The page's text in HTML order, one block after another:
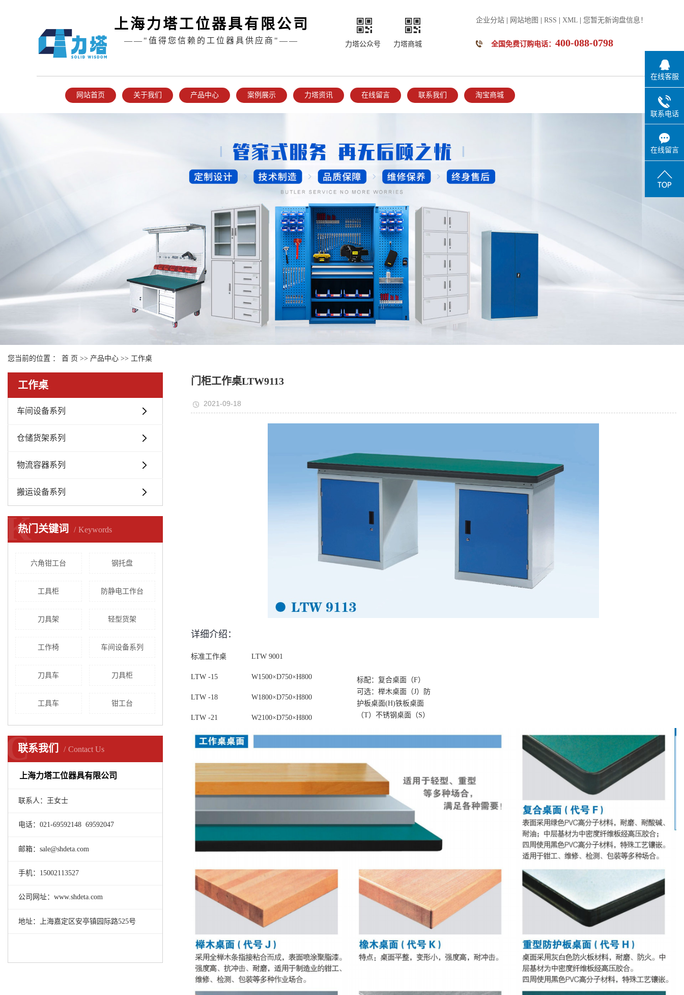
上海力塔工位器具有限公司
——"值得您信赖的工位器具供应商"—— 力塔公众号 力塔商城
企业分站 网站地图 RSS XML 您暂无新询盘信息！
全国免费订购电话： 400-088-0798
网站首页 关于我们 产品中心 案例展示 力塔资讯 在线留言 联系我们 淘宝商城
您当前的位置 ： 首 页 >> 产品中心 >> 工作桌
工作桌
车间设备系列
仓储货架系列
物流容器系列
搬运设备系列
热门关键词 Keywords
K
六角钳工台 钢托盘
工具柜 防静电工作台
刀具架 轻型货架
工作椅 车间设备系列
刀具车 刀具柜
工具车 钳工台
联系我们 Contact Us
C
上海力塔工位器具有限公司
联系人：王女士
电话：021-69592148 69592047
邮箱：sale@shdeta.com
手机：15002113527
公司网址：www.shdeta.com
地址：上海嘉定区安亭镇园际路525号
门柜工作桌LTW9113
2021-09-18
详细介绍：
标准工作桌 LTW 9001
LTW -15 W1500×D750×H800
标配：复合桌面（F）
可选：榉木桌面（J）防
护板桌面(H)铁板桌面
（T）不锈钢桌面（S）
LTW -18 W1800×D750×H800
LTW -21 W2100×D750×H800
在线客服
联系电话
在线留言